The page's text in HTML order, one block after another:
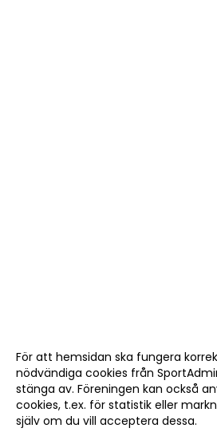
För att hemsidan ska fungera
nödvändiga cookies från
stänga av. Föreningen kan också
cookies, t.ex. för statistik eller
själv om du vill acceptera dessa.